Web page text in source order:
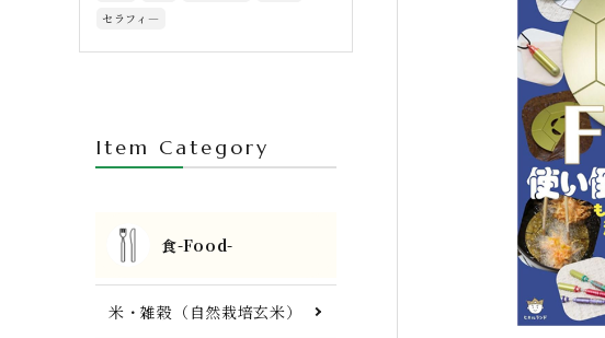
サプリメント・生食ドリーム
お菓子・宇宙煎餅
セラフィ―
Item Category
食-Food-
米・雑穀（自然栽培玄米）